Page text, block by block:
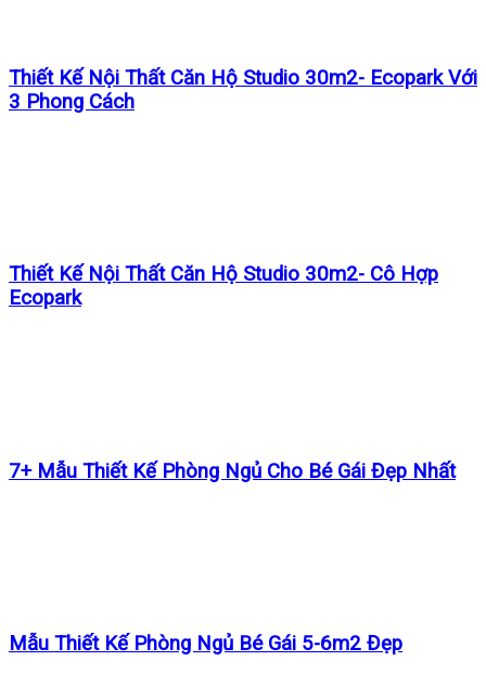
Thiết Kế Nội Thất Căn Hộ Studio 30m2- Ecopark Với
3 Phong Cách
Thiết Kế Nội Thất Căn Hộ Studio 30m2- Cô Hợp
Ecopark
7+ Mẫu Thiết Kế Phòng Ngủ Cho Bé Gái Đẹp Nhất
Mẫu Thiết Kế Phòng Ngủ Bé Gái 5-6m2 Đẹp